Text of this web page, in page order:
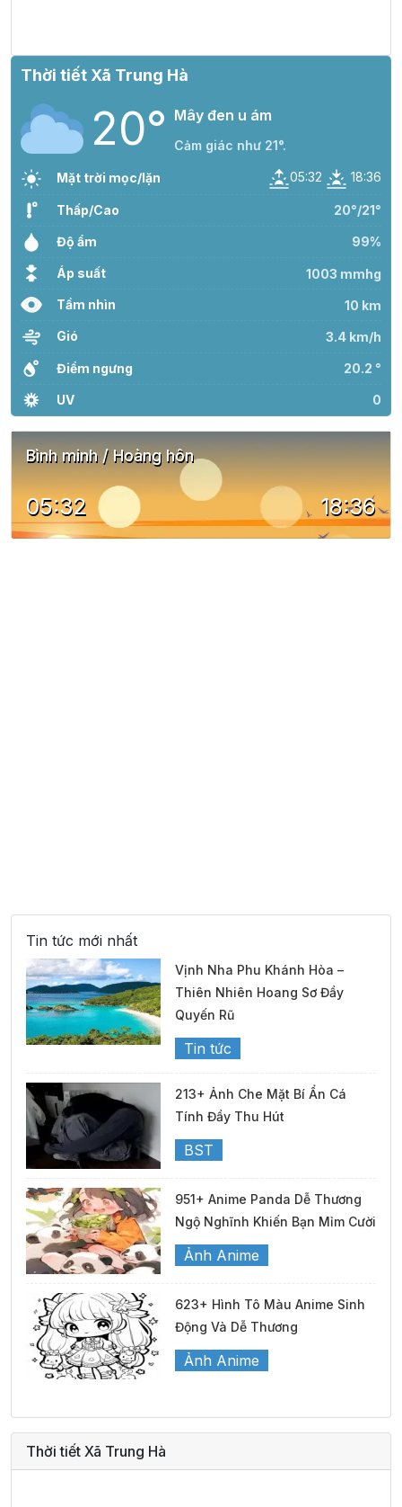
Thời tiết Xã Trung Hà
20° Mây đen u ám
Cảm giác như 21°.
Mặt trời mọc/lặn 05:32 18:36
Thấp/Cao 20°/21°
Độ ẩm 99%
Áp suất 1003 mmhg
Tầm nhìn 10 km
Gió 3.4 km/h
Điểm ngưng 20.2 °
UV 0
Bình minh / Hoàng hôn
05:32 18:36
Tin tức mới nhất
Vịnh Nha Phu Khánh Hòa –
Thiên Nhiên Hoang Sơ Đầy
Quyến Rũ
Tin tức
213+ Ảnh Che Mặt Bí Ẩn Cá
Tính Đầy Thu Hút
BST
951+ Anime Panda Dễ Thương
Ngộ Nghĩnh Khiến Bạn Mỉm Cười
Ảnh Anime
623+ Hình Tô Màu Anime Sinh
Động Và Dễ Thương
Ảnh Anime
Thời tiết Xã Trung Hà